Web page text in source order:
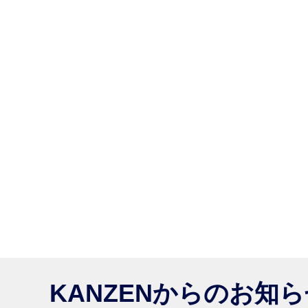
KANZENからのお知